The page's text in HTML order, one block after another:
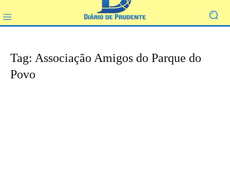
Tag: Associação Amigos do Parque do
Povo